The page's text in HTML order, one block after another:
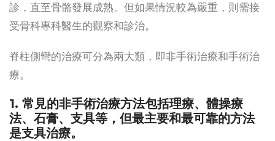
診，直至骨骼發展成熟。但如果情況較為嚴重，則需接
受骨科專科醫生的觀察和診治。
脊柱側彎的治療可分為兩大類，即非手術治療和手術治
療。
1. 常見的非手術治療方法包括理療、體操療
法、石膏、支具等，但最主要和最可靠的方法
是支具治療。